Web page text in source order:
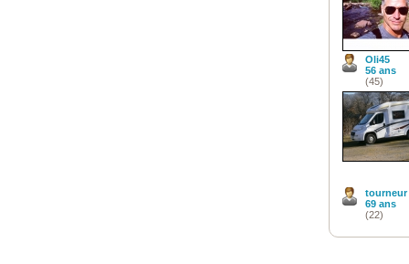
Oli45
56 ans
(45)
tourneur
69 ans
(22)